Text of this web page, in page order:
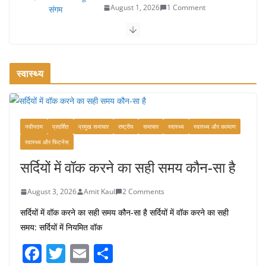
August 1, 2026 1 Comment
July 31, 2026
16 ज़रूरी कीबोर्ड शॉर्टकट्स जो आपकी
August 7, 2026 0 Comments
स्वास्थ्य
नवीनतम प्रदर्शित प्रमुख समाचार राष्ट्रीय समाचार स्वास्थ्य
स्वास्थ्य और कल्याण
स्वास्थ्य और फिटनेस
सर्दियों में वॉक करने का सही समय कौन-सा है
August 3, 2026 Amit Kaul 2 Comments
सर्दियों में वॉक करने का सही समय कौन-सा है सर्दियों में वॉक करने का सही
समय: सर्दियों में नियमित वॉक
F T E